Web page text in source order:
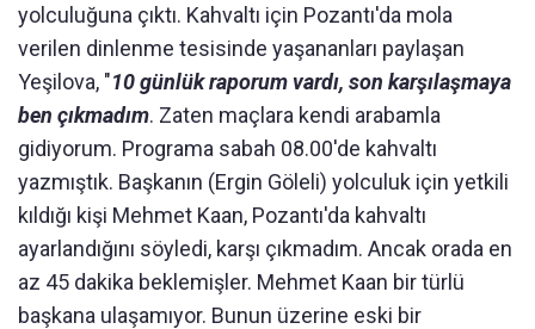
yolculuğuna çıktı. Kahvaltı için Pozantı'da mola
verilen dinlenme tesisinde yaşananları paylaşan
Yeşilova, "10 günlük raporum vardı, son karşılaşmaya
ben çıkmadım. Zaten maçlara kendi arabamla
gidiyorum. Programa sabah 08.00'de kahvaltı
yazmıştık. Başkanın (Ergin Göleli) yolculuk için yetkili
kıldığı kişi Mehmet Kaan, Pozantı'da kahvaltı
ayarlandığını söyledi, karşı çıkmadım. Ancak orada en
az 45 dakika beklemişler. Mehmet Kaan bir türlü
başkana ulaşamıyor. Bunun üzerine eski bir